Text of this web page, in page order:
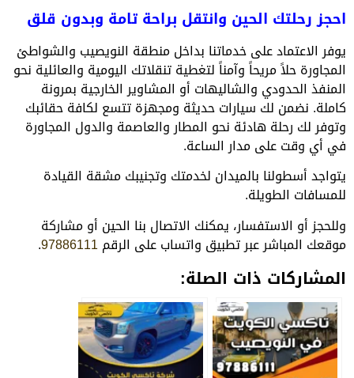
احجز رحلتك الحين وانتقل براحة تامة وبدون قلق
يوفر الاعتماد على خدماتنا بداخل منطقة النويصيب والشواطئ
المجاورة حلاً مريحاً وآمناً لتغطية تنقلاتك اليومية والعائلية نحو
المنفذ الحدودي والشاليهات أو المشاوير الخارجية بمرونة
كاملة. نضمن لك سيارات حديثة ومجهزة تتسع لكافة حقائبك
وتوفر لك رحلة هادئة نحو المطار والعاصمة والدول المجاورة
في أي وقت على مدار الساعة.
يتواجد أسطولنا بالميدان لخدمتك وتجنيبك مشقة القيادة
للمسافات الطويلة.
وللحجز أو الاستفسار، يمكنك الاتصال بنا الحين أو مشاركة
موقعك المباشر عبر تطبيق واتساب على الرقم97886111
.
المشاركات ذات الصلة: